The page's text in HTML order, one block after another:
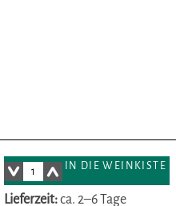
IN DIE WEINKISTE
Lieferzeit:ca. 2–6 Tage